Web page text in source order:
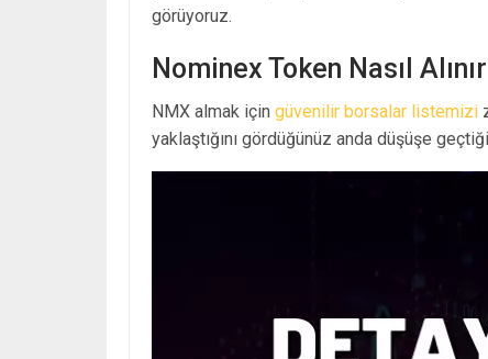
görüyoruz.
Nominex Token Nasıl
NMX almak için güvenilir borsalar listemizi
yaklaştığını gördüğünüz anda düşüşe